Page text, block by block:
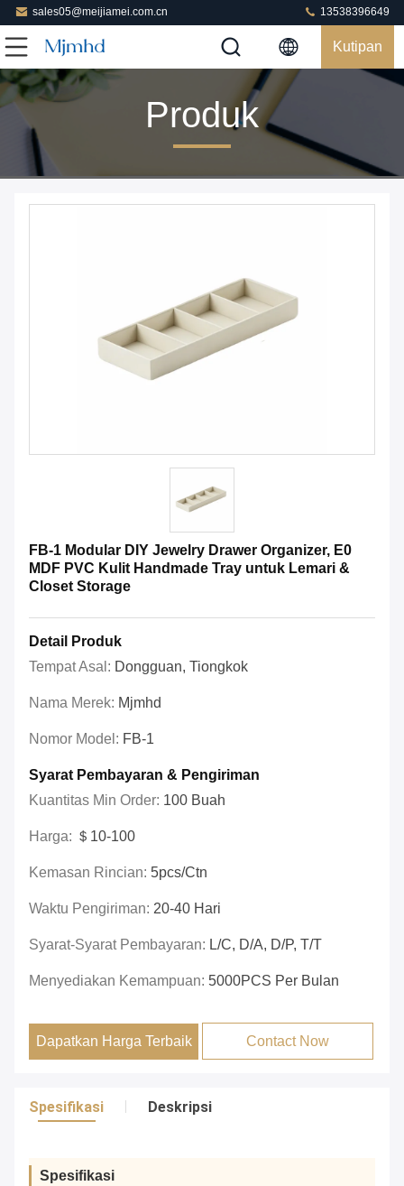
sales05@meijiamei.com.cn 13538396649
Kutipan
Produk
FB-1 Modular DIY Jewelry Drawer Organizer, E0
MDF PVC Kulit Handmade Tray untuk Lemari &
Closet Storage
Detail Produk
Tempat Asal: Dongguan, Tiongkok
Nama Merek: Mjmhd
Nomor Model: FB-1
Syarat Pembayaran & Pengiriman
Kuantitas Min Order: 100 Buah
Harga: ＄10-100
Kemasan Rincian: 5pcs/ctn
Waktu Pengiriman: 20-40 Hari
Syarat-Syarat Pembayaran: L/C, D/A, D/P, T/T
Menyediakan Kemampuan: 5000PCS Per Bulan
Dapatkan Harga Terbaik Contact Now
Spesifikasi Deskripsi
Spesifikasi